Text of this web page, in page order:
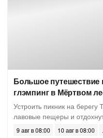
Большое путешествие
глэмпинг в Мёртвом
Устроить пикник на берегу
лавовые пещеры и
9 авг в 08:00 10 авг в 08:00